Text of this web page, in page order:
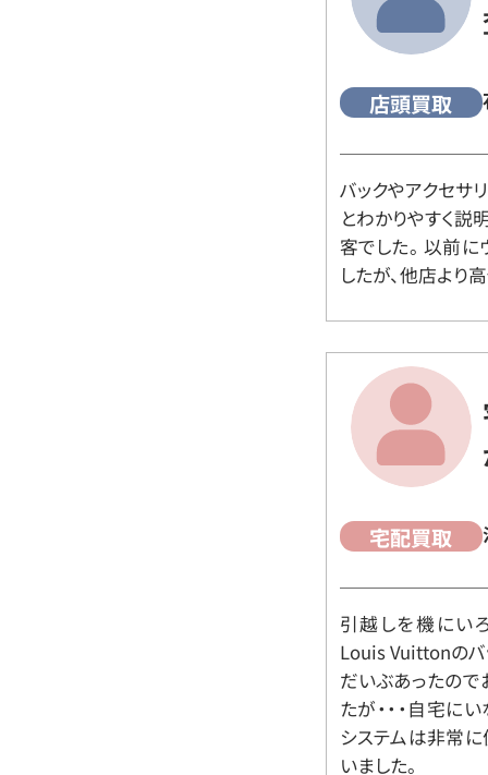
店頭買取
バックやアクセサ
とわかりやすく説
客でした。 以前
したが、他店より
宅配買取
引越しを機にい
Louis Vuittonのバ
だいぶあったので
たが・・・自宅に
システムは非常に
いました。